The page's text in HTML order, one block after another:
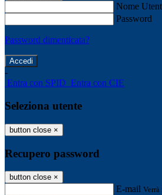
Nome
Password
Password dimenticata?
-
Entra con SPID Entra con CIE
Seleziona utente
button close ×
Recupero password
button close ×
E-mail